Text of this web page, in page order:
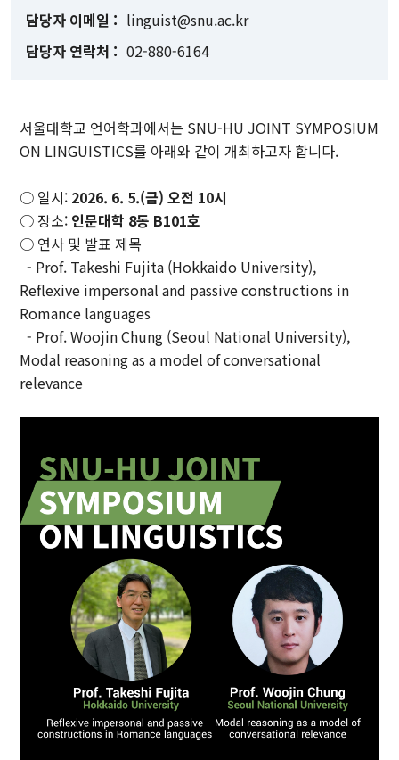
linguist@snu.ac.kr
02-880-6164
서울대학교 언어학과에서는 SNU-HU JOINT SYMPOSIUM
ON LINGUISTICS를 아래와 같이 개최하고자 합니다.
○ 일시: 2026. 6. 5.(금) 오전 10시
○ 장소: 인문대학 8동 B101호
○ 연사 및 발표 제목
- Prof. Takeshi Fujita (Hokkaido University),
Reflexive impersonal and passive constructions in
Romance languages
- Prof. Woojin Chung (Seoul National University),
Modal reasoning as a model of conversational
relevance
인문대학 역사기록
학장실
역대학장
조직도
캠퍼스안내
인문대학 규정집
교육과정
학과(부)
국어국문학과
중어중문학과
독어독문학과
노어노문학과
서어서문학과
언어학과
역사학부
역사학부(서양사학
전공)
고고미술사학과
고고미술사학과(미
고학 전공)
미학과
아시아언어문명학부
협동과정
협동과정 서양고전학전공
협동과정 인지과학전공
협동과정 비교문학전공
협동과정 기록학전공
협동과정 공연예술학전공
연계전공·연합전공